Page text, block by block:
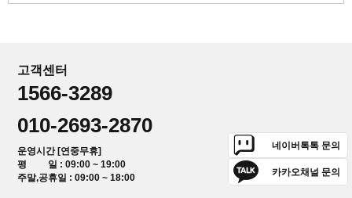
고객센터
1566-3289
010-2693-2870
운영시간 [연중무휴]
평 일 : 09:00 ~ 19:00
주말,공휴일 : 09:00 ~ 18:00
네이버톡톡 문의
카카오채널 문의